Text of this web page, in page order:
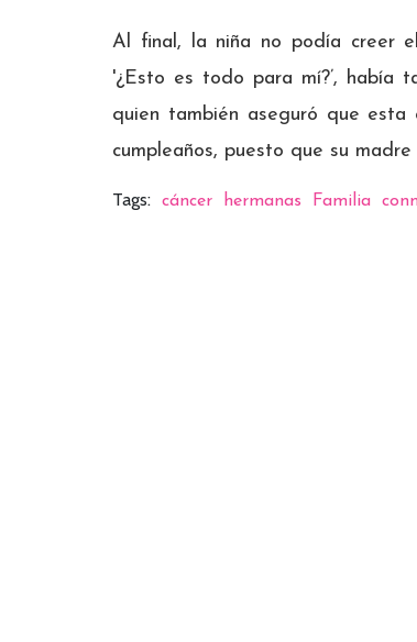
Al final, la niña no podía creer
'¿Esto es todo para mí?’, había
quien también aseguró que
cumpleaños, puesto que su
Tags: cáncer hermanas Familia